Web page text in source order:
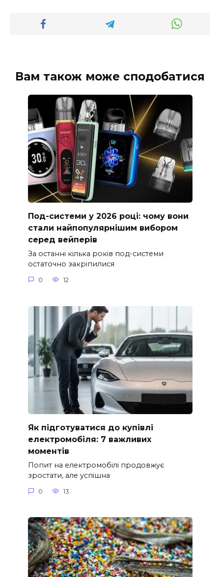
Вам також може сподобатися
Под-системи у 2026 році: чому вони
стали найпопулярнішим вибором
серед вейперів
За останні кілька років под-системи
остаточно закріпилися
0 12
Як підготуватися до купівлі
електромобіля: 7 важливих
моментів
Попит на електромобілі продовжує
зростати, але успішна
0 13